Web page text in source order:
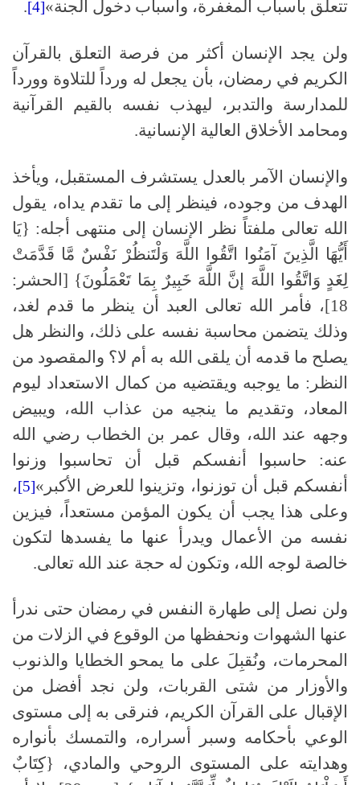
تتعلق بأسباب المغفرة، وأسباب دخول الجنة»[4]
.
ولن يجد الإنسان أكثر من فرصة التعلق بالقرآن
الكريم في رمضان، بأن يجعل له ورداً للتلاوة وورداً
للمدارسة والتدبر، ليهذب نفسه بالقيم القرآنية
ومحامد الأخلاق العالية الإنسانية.
والإنسان الآمر بالعدل يستشرف المستقبل، ويأخذ
الهدف من وجوده، فينظر إلى ما تقدم يداه، يقول
الله تعالى ملفتاً نظر الإنسان إلى منتهى أجله: {يَا
أَيُّهَا الَّذِينَ آمَنُوا اتَّقُوا اللَّهَ وَلْتَنظُرْ نَفْسٌ مَّا قَدَّمَتْ
لِغَدٍ وَاتَّقُوا اللَّهَ إنَّ اللَّهَ خَبِيرٌ بِمَا تَعْمَلُونَ} [الحشر:
18]، فأمر الله تعالى العبد أن ينظر ما قدم لغد،
وذلك يتضمن محاسبة نفسه على ذلك، والنظر هل
يصلح ما قدمه أن يلقى الله به أم لا؟ والمقصود من
النظر: ما يوجبه ويقتضيه من كمال الاستعداد ليوم
المعاد، وتقديم ما ينجيه من عذاب الله، ويبيض
وجهه عند الله، وقال عمر بن الخطاب رضي الله
عنه: حاسبوا أنفسكم قبل أن تحاسبوا وزنوا
أنفسكم قبل أن توزنوا، وتزينوا للعرض الأكبر»[5]
،
وعلى هذا يجب أن يكون المؤمن مستعداً، فيزين
نفسه من الأعمال ويدرأ عنها ما يفسدها لتكون
خالصة لوجه الله، وتكون له حجة عند الله تعالى.
ولن نصل إلى طهارة النفس في رمضان حتى ندرأ
عنها الشهوات ونحفظها من الوقوع في الزلات من
المحرمات، ونُقبِلَ على ما يمحو الخطايا والذنوب
والأوزار من شتى القربات، ولن نجد أفضل من
الإقبال على القرآن الكريم، فنرقى به إلى مستوى
الوعي بأحكامه وسبر أسراره، والتمسك بأنواره
وهدايته على المستوى الروحي والمادي، {كِتَابٌ